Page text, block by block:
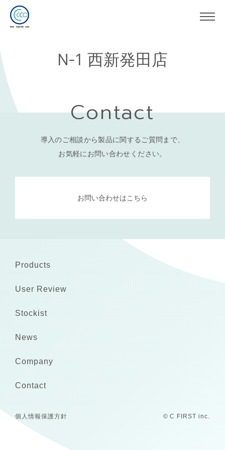
N-1 西新発田店
Contact
導入のご相談から製品に関するご質問まで、
お気軽にお問い合わせください。
お問い合わせはこちら
Products
User Review
Stockist
News
Company
Contact
個人情報保護方針 © C FIRST inc.